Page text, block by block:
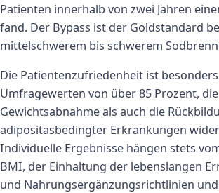
Patienten innerhalb von zwei Jahren
fand. Der Bypass ist der Goldstandard
mittelschwerem bis schwerem
Die Patientenzufriedenheit ist
Umfragewerten von über 85 Prozent,
Gewichtsabnahme als auch die
adipositasbedingter Erkrankungen
Individuelle Ergebnisse hängen stets
BMI, der Einhaltung der lebenslangen
und Nahrungsergänzungsrichtlinien